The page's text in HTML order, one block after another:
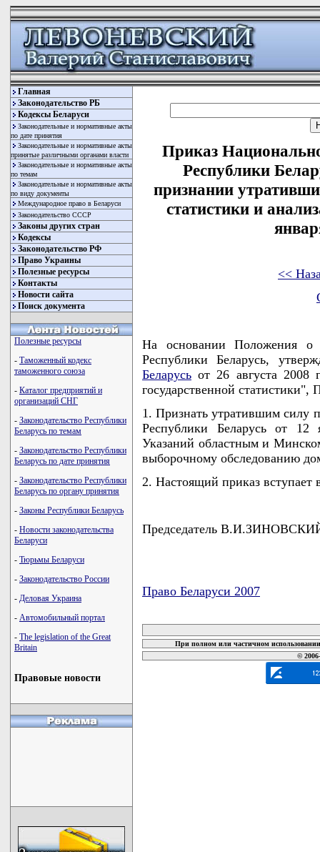
Главная
Законодательство РБ
Кодексы Беларуси
Законодательные и нормативные акты
по дате принятия
Законодательные и нормативные акты
принятые различными органами власти
Законодательные и нормативные акты
по темам
Законодательные и нормативные акты
по виду документы
Международное право в Беларуси
Законодательство СССР
Законы других стран
Кодексы
Законодательство РФ
Право Украины
Полезные ресурсы
Контакты
Новости сайта
Поиск документа
Полезные ресурсы
- Таможенный кодекс
таможенного союза
- Каталог предприятий и
организаций СНГ
- Законодательство Республики
Беларусь по темам
- Законодательство Республики
Беларусь по дате принятия
- Законодательство Республики
Беларусь по органу принятия
- Законы Республики Беларусь
- Новости законодательства
Беларуси
- Тюрьмы Беларуси
- Законодательство России
- Деловая Украина
- Автомобильный портал
- The legislation of the Great
Britain
Правовые новости
Приказ
Республики
признании
статистики и
<<
На основании Положения о
Республики Беларусь,
Беларусь от 26 августа 2008
государственной
1. Признать утратившим силу
Республики Беларусь от
Указаний областным и
выборочному обследованию
2. Настоящий приказ вступает
Председатель
Право Беларуси 2007
При полном или частичном
©